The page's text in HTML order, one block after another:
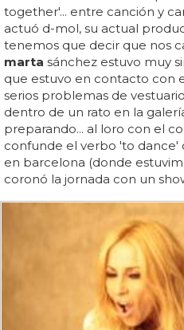
together'... entre canción y
actuó d-mol, su actual
tenemos que decir que nos
marta sánchez estuvo muy
que estuvo en contacto con
serios problemas de
dentro de un rato en la
preparando... al loro con el
confunde el verbo 'to dance'
en barcelona (donde
coronó la jornada con un